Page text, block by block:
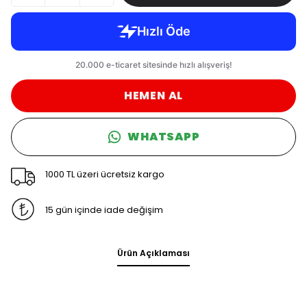
HEMEN AL
WHATSAPP
1000 TL üzeri ücretsiz kargo
15 gün içinde iade değişim
Ürün Açıklaması